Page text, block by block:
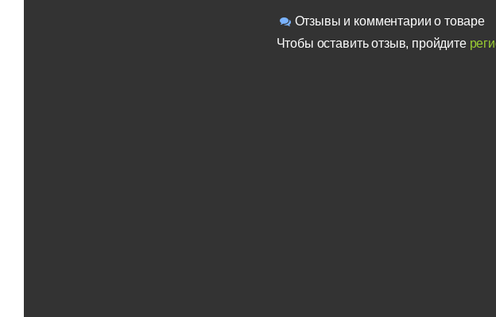
Отзывы и комментарии о товаре
Чтобы оставить отзыв, пройдите